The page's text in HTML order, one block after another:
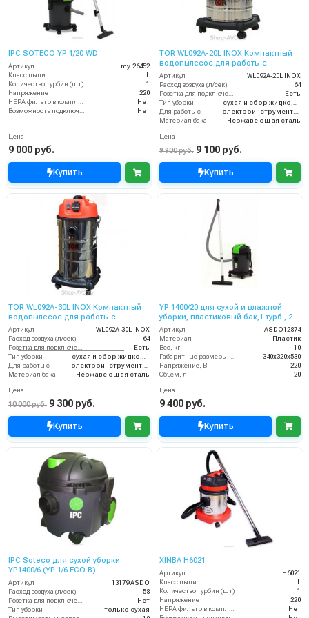
IPC SOTECO YP 1/20 WD
Артикул
my.26452
Класс пыли
Количество турбин (шт)
1
Напряжение
220
Нет
Нет
Цена
9 000 руб.
Купить
TOR WL092A-20L INOX Компактный
водопылесос для работы с
электроинструментом
Артикул
WL092A-20L INOX
Расход воздуха (л/сек)
64
Есть
Тип уборки
Для работы с
Материал бака
Нержавеющая сталь
Цена
9 900 руб. 9 100 руб.
Купить
TOR WL092A-30L INOX Компактный
водопылесос для работы с
электроинструментом
Артикул
WL092A-30L INOX
Расход воздуха (л/сек)
64
Есть
Тип уборки
Для работы с
Материал бака
Нержавеющая сталь
Цена
10 000 руб. 9 300 руб.
Купить
YP 1400/20 для сухой и влажной
уборки, пластиковый бак,1 турб., 20
л. 1400 Вт
Артикул
ASDO12874
Материал
Пластик
Вес, кг
10
340х320х530
Напряжение, В
220
Объём, л
20
Цена
9 400 руб.
Купить
IPC Soteco для сухой уборки
YP1400/6 (YP 1/6 ECO B)
Артикул
13179 ASDO
Расход воздуха (л/сек)
58
Розетка для подключения инструмента
Нет
Тип уборки
только сухая
XINBA H6021
Артикул
H6021
Класс пыли
L
Количество турбин (шт)
1
Напряжение
220
HEPA фильтр в комплекте
Нет